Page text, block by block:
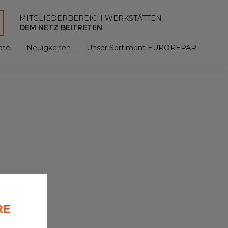
MITGLIEDERBEREICH WERKSTÄTTEN
DEM NETZ BEITRETEN
Neuigkeiten Unser Sortiment EUROREPAR